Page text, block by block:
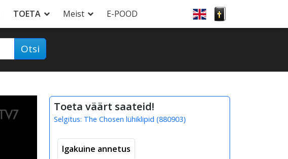
TOETA Meist E-POOD
Otsi
Toeta väärt saateid!
Selgitus: The Chosen lühiklipid (880903)
Igakuine annetus